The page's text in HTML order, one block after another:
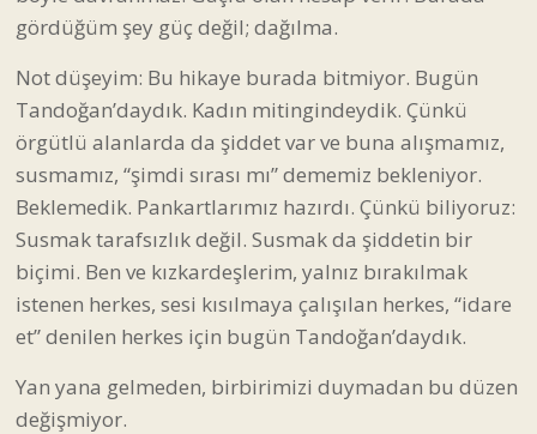
gördüğüm şey güç değil; dağılma.
Not düşeyim: Bu hikaye burada bitmiyor. Bugün
Tandoğan’daydık. Kadın mitingindeydik. Çünkü
örgütlü alanlarda da şiddet var ve buna alışmamız,
susmamız, “şimdi sırası mı” dememiz bekleniyor.
Beklemedik. Pankartlarımız hazırdı. Çünkü biliyoruz:
Susmak tarafsızlık değil. Susmak da şiddetin bir
biçimi. Ben ve kızkardeşlerim, yalnız bırakılmak
istenen herkes, sesi kısılmaya çalışılan herkes, “idare
et” denilen herkes için bugün Tandoğan’daydık.
Yan yana gelmeden, birbirimizi duymadan bu düzen
değişmiyor.